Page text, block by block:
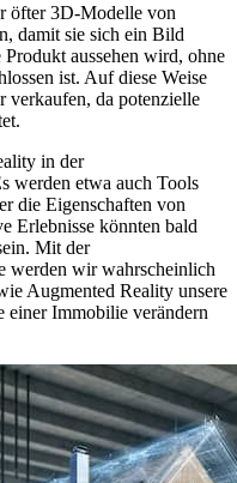
öfter 3D-Modelle von
damit sie sich ein Bild
aussehen wird, ohne
ist. Auf diese Weise
verkaufen, da potenzielle
in der
werden etwa auch Tools
die Eigenschaften von
Erlebnisse könnten bald
Mit der
werden wir wahrscheinlich
Augmented Reality unsere
einer Immobilie verändern